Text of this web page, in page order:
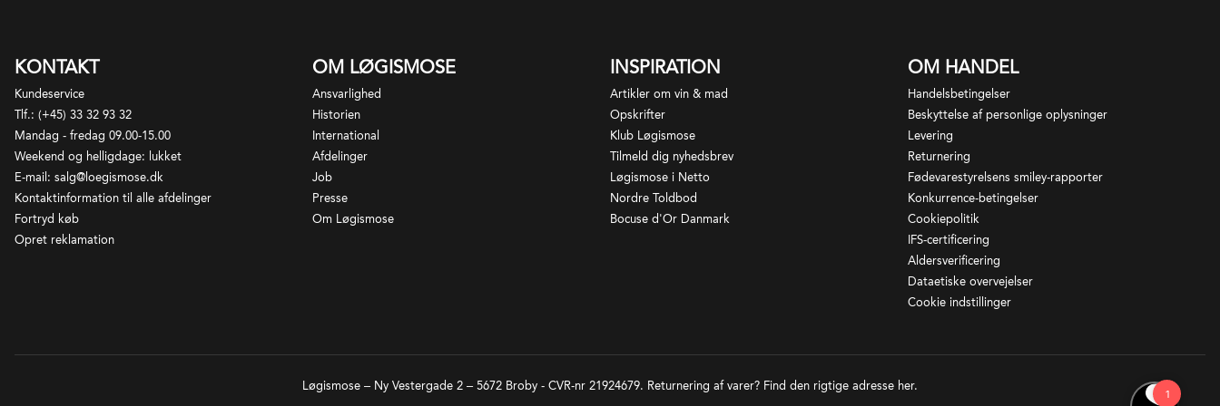
kostbare og har potentiale for et langt liv i flasken.
KONTAKT
Kundeservice
Tlf.: (+45) 33 32 93 32
Mandag - fredag 09.00-15.00
Weekend og helligdage: lukket
E-mail: salg@loegismose.dk
Kontaktinformation til alle afdelinger
Fortryd køb
Opret reklamation
OM LØGISMOSE
Ansvarlighed
Historien
International
Afdelinger
Job
Presse
Om Løgismose
INSPIRATION
Artikler om vin & mad
Opskrifter
Klub Løgismose
Tilmeld dig nyhedsbrev
Løgismose i Netto
Nordre Toldbod
Bocuse d'Or Danmark
OM HANDEL
Handelsbetingelser
Beskyttelse af personlige oplysninger
Levering
Returnering
Fødevarestyrelsens smiley-rapporter
Konkurrence-betingelser
Cookiepolitik
IFS-certificering
Aldersverificering
Dataetiske overvejelser
Cookie indstillinger
Løgismose – Ny Vestergade 2 – 5672 Broby - CVR-nr 21924679. Returnering af varer? Find den rigtige adresse her.